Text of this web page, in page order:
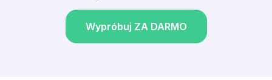
Wypróbuj ZA DARMO